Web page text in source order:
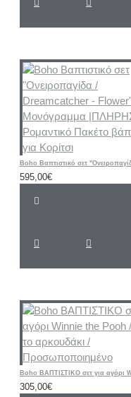
595,00€
305,00€